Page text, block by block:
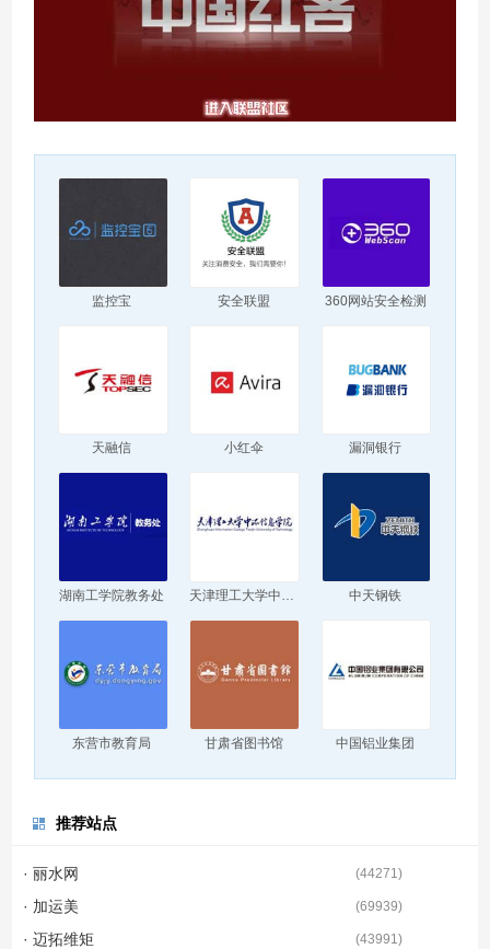
监控宝 安全联盟 360网站安全检测
天融信 小红伞 漏洞银行
湖南工学院教务处 天津理工大学中环信息学院 中天钢铁
东营市教育局 甘肃省图书馆 中国铝业集团
推荐站点
· 丽水网 (44271)
· 加运美 (69939)
· 迈拓维矩 (43991)